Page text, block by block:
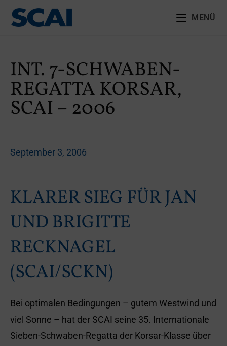
MENÜ
INT. 7-SCHWABEN-
REGATTA KORSAR,
SCAI – 2006
September 3, 2006
KLARER SIEG FÜR JAN
UND BRIGITTE
RECKNAGEL
(SCAI/SCKN)
Bei optimalen Bedingungen – gutem Westwind und
viel Sonne – hat der SCAI seine 35. Internationale
Sieben-Schwaben-Regatta der Korsar-Klasse über